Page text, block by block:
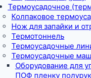
Термоусадочное
Колпаковое
Нож для запайки и
Термотоннель
Термоусадочные
Термоусадочные
Оборудование для
ПОФ пленку